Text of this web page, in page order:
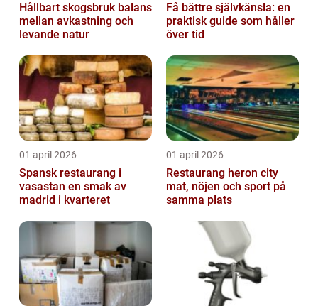
Hållbart skogsbruk balans
mellan avkastning och
levande natur
Få bättre självkänsla: en
praktisk guide som håller
över tid
01 april 2026
Spansk restaurang i
vasastan en smak av
madrid i kvarteret
01 april 2026
Restaurang heron city
mat, nöjen och sport på
samma plats